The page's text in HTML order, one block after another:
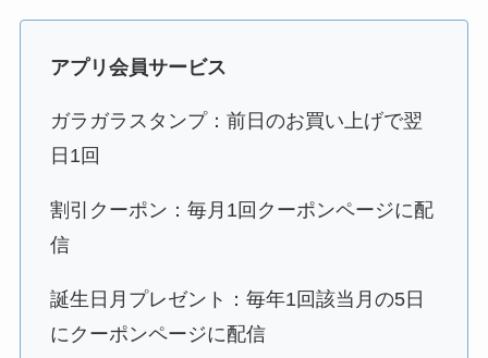
アプリ会員サービス
ガラガラスタンプ：前日のお買い上げで翌
日1回
割引クーポン：毎月1回クーポンページに配
信
誕生日月プレゼント：毎年1回該当月の5日
にクーポンページに配信